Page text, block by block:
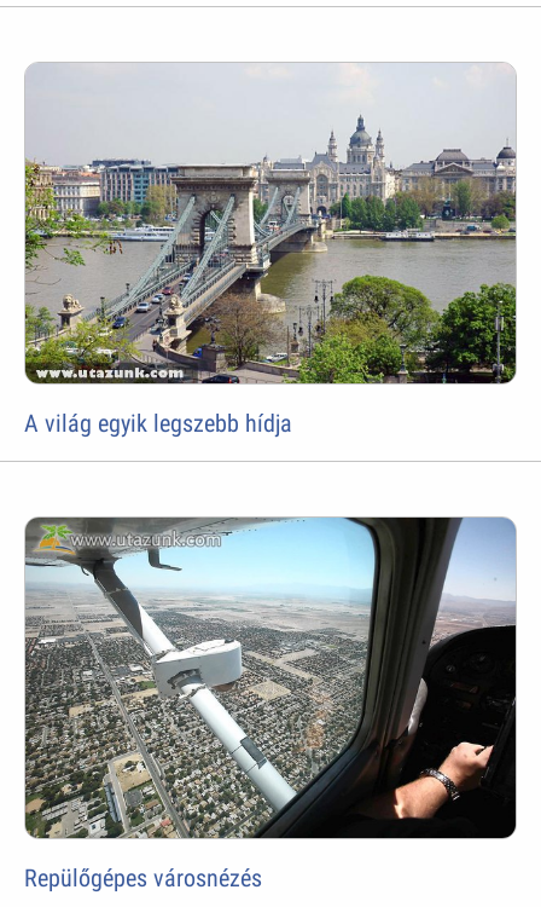
A világ egyik legszebb hídja
Repülőgépes városnézés